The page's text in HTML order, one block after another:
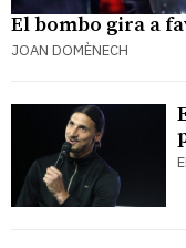
El bombo gira a
JOAN DOMÈNECH